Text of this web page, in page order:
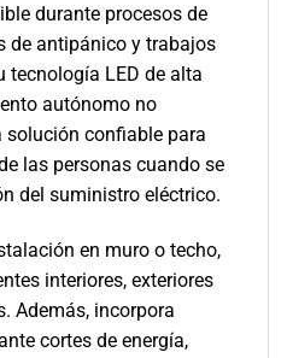
durante procesos de
de antipánico y trabajos
tecnología LED de alta
autónomo no
solución confiable para
las personas cuando se
del suministro eléctrico.
en muro o techo,
interiores, exteriores
Además, incorpora
cortes de energía,